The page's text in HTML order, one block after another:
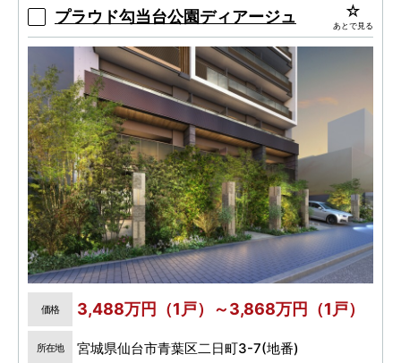
南側道路向かいには約600坪の肴町公園。
プラウド勾当台公園ディアージュ あとで見る
価格 3,488万円（1戸）～3,868万円（1戸）
所在地 宮城県仙台市青葉区二日町3-7(地番)